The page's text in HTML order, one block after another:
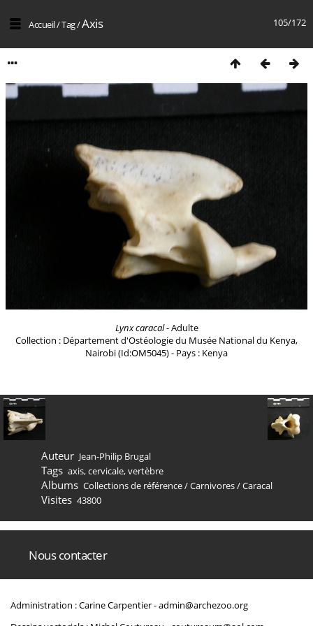
105/172
Accueil/Tag/Axis
Lynx caracal- Adulte
Collection : Département d'Ostéologie du Musée National du Kenya,
Nairobi (Id:OM5045) - Pays : Kenya
Auteur Jean-Philip Brugal
Tags axis,cervicale,vertèbre
Albums Collections de référence/Carnivores/Caracal
Visites 43800
Nous contacter
Administration : Carine Carpentier -admin@archezoo.org